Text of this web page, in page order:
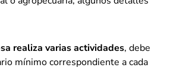
realiza varias actividades, debe
mínimo correspondiente a cada